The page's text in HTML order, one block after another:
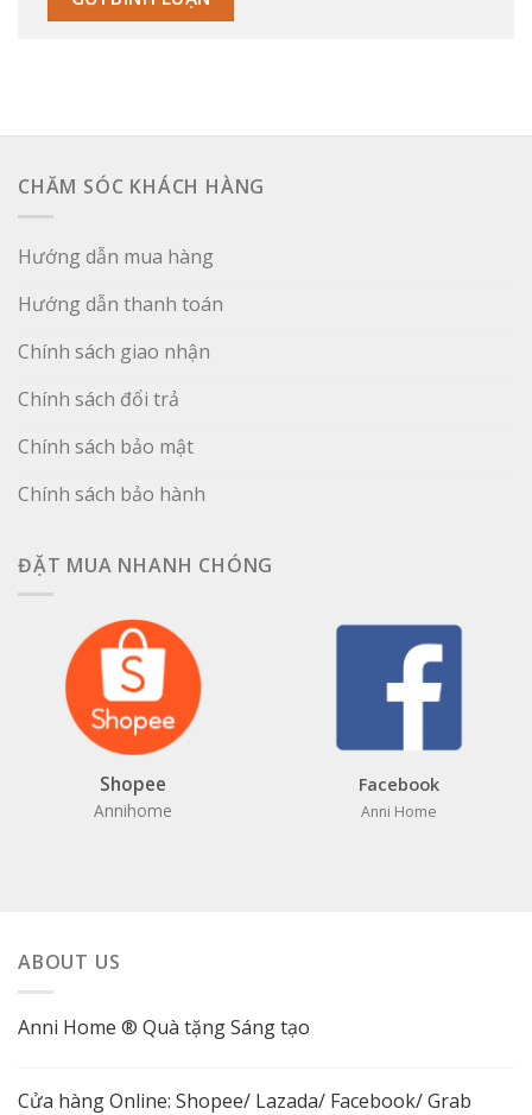
CHĂM SÓC KHÁCH HÀNG
Hướng dẫn mua hàng
Hướng dẫn thanh toán
Chính sách giao nhận
Chính sách đổi trả
Chính sách bảo mật
Chính sách bảo hành
ĐẶT MUA NHANH CHÓNG
Shopee
Annihome
Facebook
Anni Home
ABOUT US
Anni Home ® Quà tặng Sáng tạo
Cửa hàng Online: Shopee/ Lazada/ Facebook/ Grab